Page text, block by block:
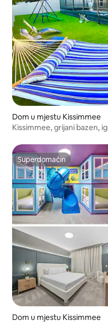
Dom u mjestu Kissimmee
Kissimmee, grijani bazen,
Superdomaćin
Superdomaćin
Dom u mjestu Kissimmee